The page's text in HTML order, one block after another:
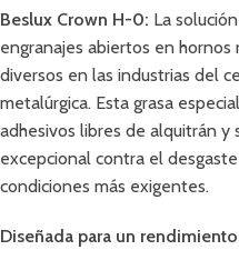
Beslux Crown H-0: La
engranajes abiertos en
diversos en las industrias del
metalúrgica. Esta grasa
adhesivos libres de alquitrán
excepcional contra el
condiciones más exigentes.
Diseñada para un